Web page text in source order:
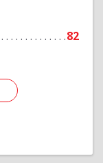
82
Подробнее